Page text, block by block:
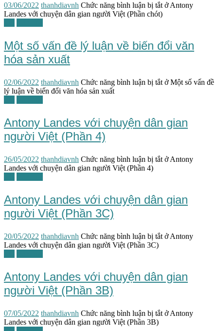
03/06/2022 thanhdiavnh Chức năng bình luận bị tắt ở Antony
Landes với chuyện dân gian người Việt (Phần chót)
Một số vấn đề lý luận về biến đổi văn
hóa sản xuất
02/06/2022 thanhdiavnh Chức năng bình luận bị tắt ở Một số vấn đề
lý luận về biến đổi văn hóa sản xuất
Antony Landes với chuyện dân gian
người Việt (Phần 4)
26/05/2022 thanhdiavnh Chức năng bình luận bị tắt ở Antony
Landes với chuyện dân gian người Việt (Phần 4)
Antony Landes với chuyện dân gian
người Việt (Phần 3C)
20/05/2022 thanhdiavnh Chức năng bình luận bị tắt ở Antony
Landes với chuyện dân gian người Việt (Phần 3C)
Antony Landes với chuyện dân gian
người Việt (Phần 3B)
07/05/2022 thanhdiavnh Chức năng bình luận bị tắt ở Antony
Landes với chuyện dân gian người Việt (Phần 3B)